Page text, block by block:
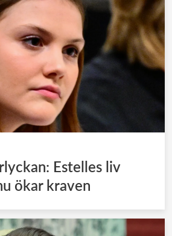
Estelles liv
ökar kraven